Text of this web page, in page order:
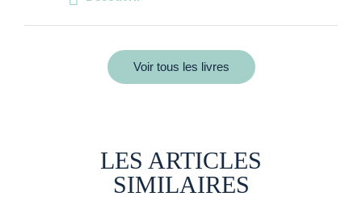
Voir tous les livres
LES ARTICLES
SIMILAIRES